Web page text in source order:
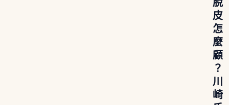
皮
怎
麼
顧
？
川
崎